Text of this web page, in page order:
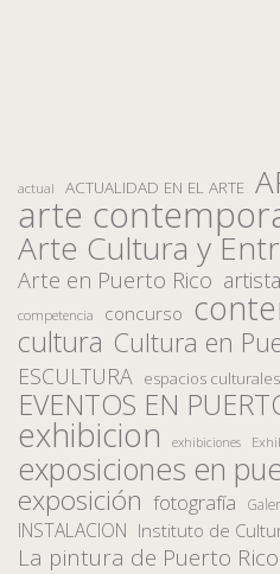
actual ACTUALIDAD EN EL ARTE
arte
Arte Cultura y
Arte en Puerto Rico
competencia concurso
cultura Cultura en
ESCULTURA espacios culturales
EVENTOS EN
exhibicion exhibiciones
exposiciones en
exposición fotografía
INSTALACION Instituto de
La pintura de Puerto Rico